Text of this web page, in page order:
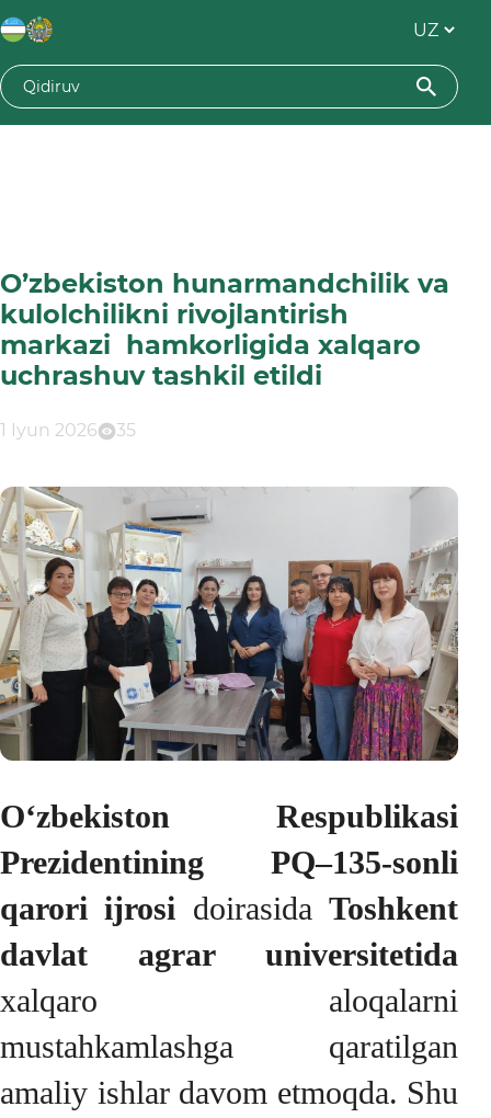
O’zbekiston hunarmandchilik va
kulolchilikni rivojlantirish
markazi hamkorligida xalqaro
uchrashuv tashkil etildi
1 Iyun 2026 35
O‘zbekiston Respublikasi
Prezidentining PQ–135-sonli
qarori ijrosi doirasidaToshkent
davlat agrar universitetida
xalqaro aloqalarni
mustahkamlashga qaratilgan
amaliy ishlar davom etmoqda. Shu